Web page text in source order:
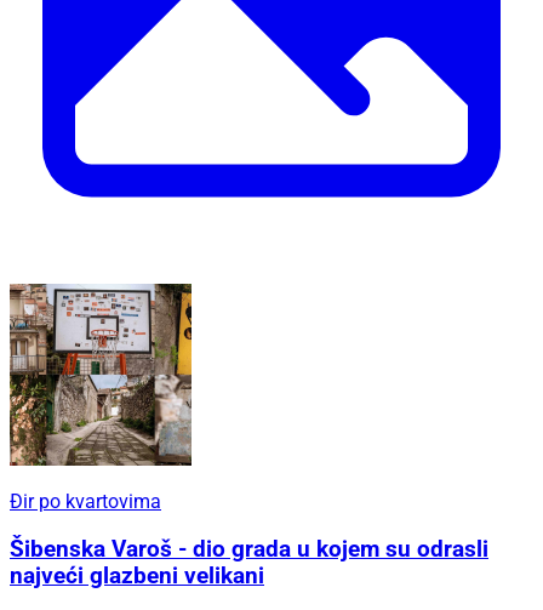
Đir po kvartovima
Šibenska Varoš - dio grada u kojem su odrasli
najveći glazbeni velikani